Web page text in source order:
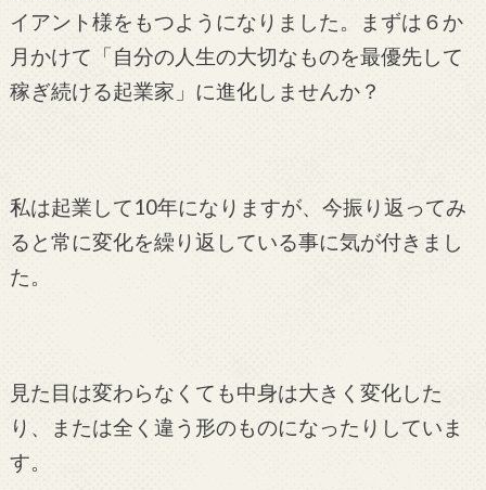
イアント様をもつようになりました。まずは６か
月かけて「自分の人生の大切なものを最優先して
稼ぎ続ける起業家」に進化しませんか？
私は起業して10年になりますが、今振り返ってみ
ると常に変化を繰り返している事に気が付きまし
た。
見た目は変わらなくても中身は大きく変化した
り、または全く違う形のものになったりしていま
す。